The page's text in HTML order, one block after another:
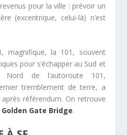
pour la ville : prévoir un
(excentrique, celui-là) n’est
magnifique, la 101, souvent
pour s’échapper au Sud et
de l’autoroute 101,
tremblement de terre, a
référendum. On retrouve
Golden Gate Bridge.